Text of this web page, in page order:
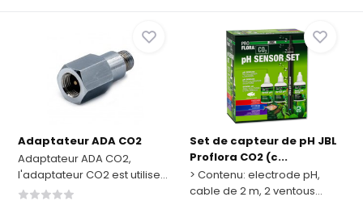
Adaptateur ADA CO2
Adaptateur ADA CO2,
l'adaptateur CO2 est utilise...
Set de capteur de pH JBL
Proflora CO2 (c...
> Contenu: electrode pH,
cable de 2 m, 2 ventous...